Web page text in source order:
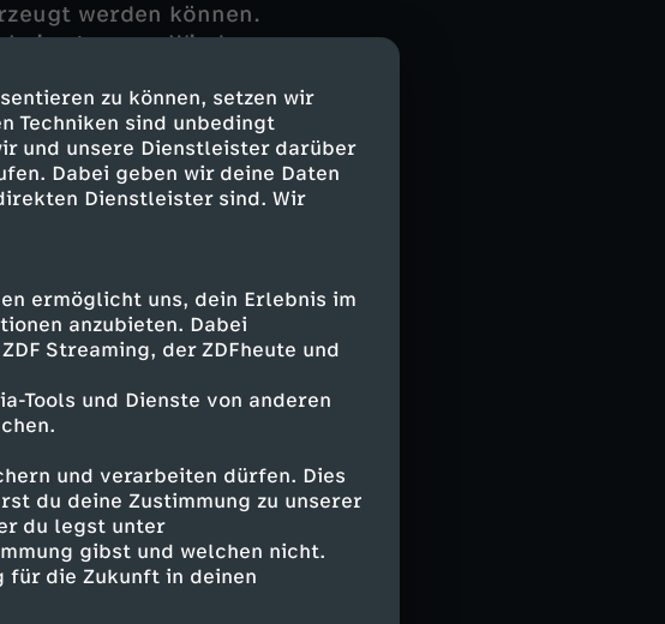
zu können, setzen wir
Techniken sind unbedingt
und unsere Dienstleister darüber
Dabei geben wir deine Daten
Dienstleister sind. Wir
ermöglicht uns, dein Erlebnis im
anzubieten. Dabei
Streaming, der ZDFheute und
Tools und Dienste von anderen
und verarbeiten dürfen. Dies
du deine Zustimmung zu unserer
du legst unter
gibst und welchen nicht.
für die Zukunft in deinen
werden können.
extremem Wind
mühelos kopfüber
aus Bayern,
0 1, 2 oder 3
sein? Dann
- von Nord nach Süd und